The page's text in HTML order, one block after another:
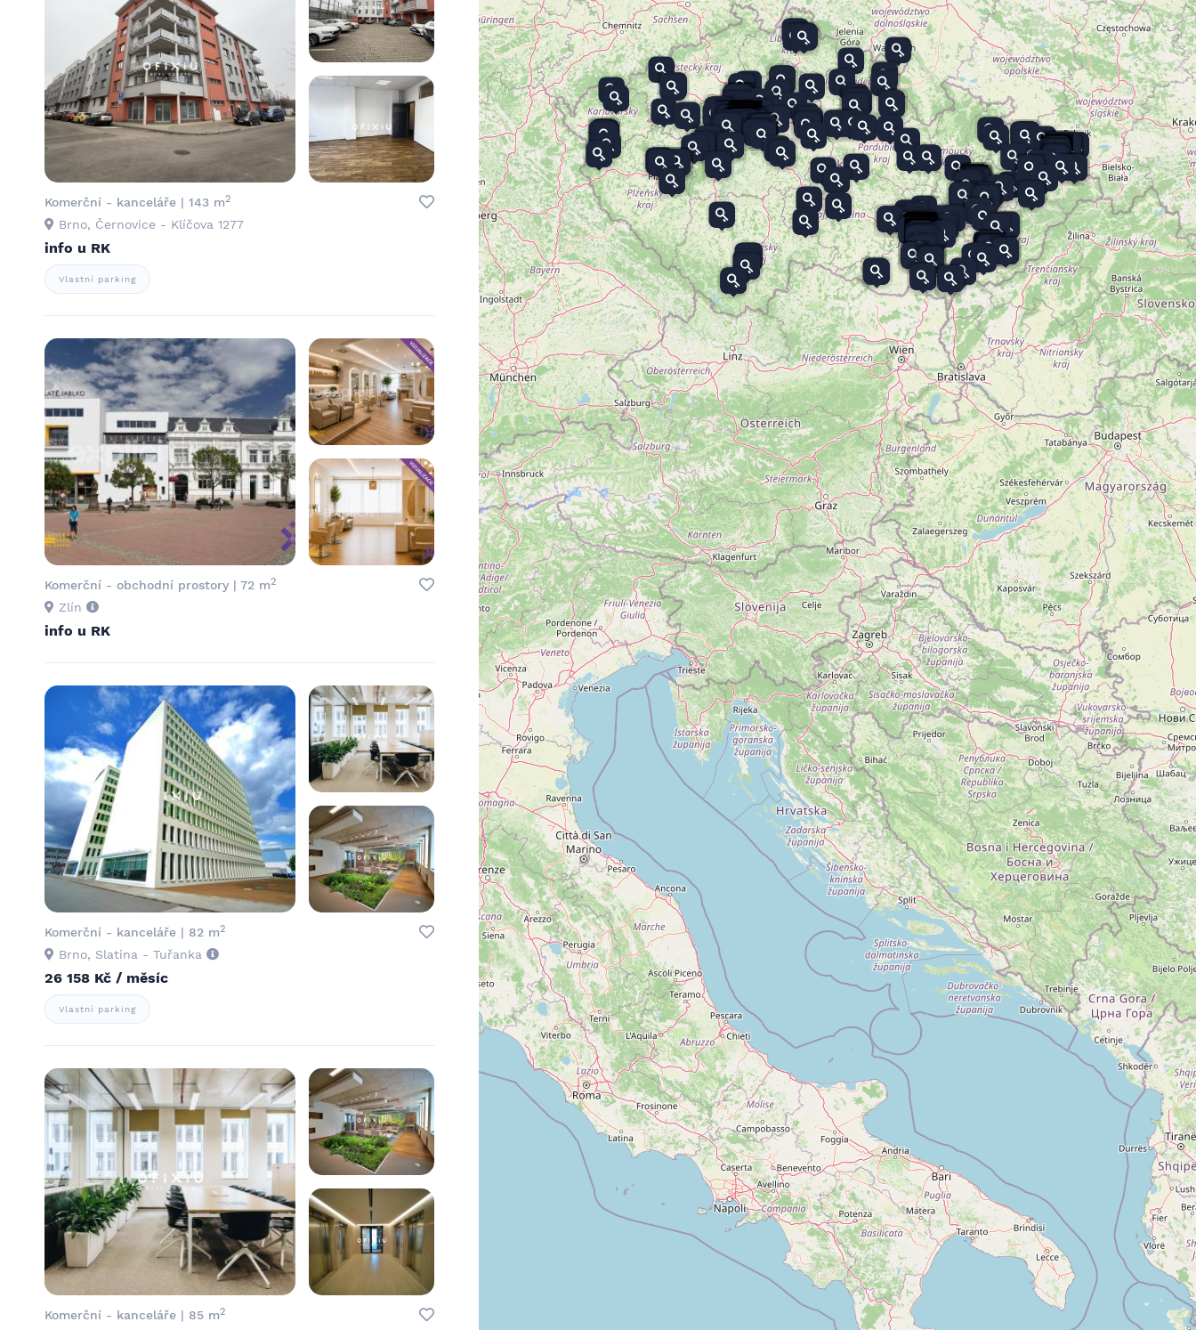
Komerční - kanceláře | 143 m2
Brno, Černovice - Klíčova 1277
info u RK
Vlastní parking
Komerční - obchodní prostory | 72 m2
Zlín
info u RK
Komerční - kanceláře | 82 m2
Brno, Slatina - Tuřanka
26 158 Kč / měsíc
Vlastní parking
Komerční - kanceláře | 85 m2